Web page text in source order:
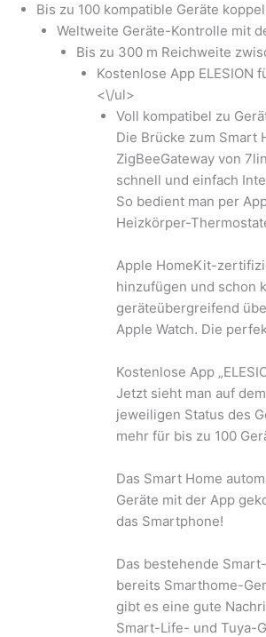
Bis zu 100 kompatible Geräte
Weltweite Geräte-Kontrolle mit
Bis zu 300 m Reichweite
Kostenlose App
<\/ul>
Voll kompatibel zu
Die Brücke zum Smart
ZigBeeGateway von
schnell und einfach
So bedient man per
Heizkörper-
Apple HomeKit-
hinzufügen und schon
geräteübergreifend
Apple Watch. Die
Kostenlose App
Jetzt sieht man auf
jeweiligen Status des
mehr für bis zu 100
Das Smart Home
Geräte mit der App
das Smartphone!
Das bestehende
bereits Smarthome-
gibt es eine gute
Smart-Life- und Tuya-